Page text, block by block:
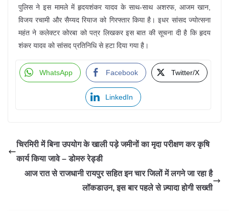
पुलिस ने इस मामले में हृदयशंकर यादव के साथ-साथ अशरफ, आजम खान,
विजय रचामी और सैय्यद रियाज को गिरफ्तार किया है। इधर सांसद ज्योत्सना
महंत ने कलेक्टर कोरबा को पत्र लिखकर इस बात की सूचना दी है कि हृदय
शंकर यादव को सांसद प्रतिनिधि से हटा दिया गया है।
WhatsApp Facebook Twitter/X
LinkedIn
चिरमिरी में बिना उपयोग के खाली पड़े जमीनों का मृदा परीक्षण कर कृषि
कार्य किया जावे – डोमरु रेड्डी
आज रात से राजधानी रायपुर सहित इन चार जिलों में लगने जा रहा है
लॉकडाउन, इस बार पहले से ज़्यादा होगी सख्ती